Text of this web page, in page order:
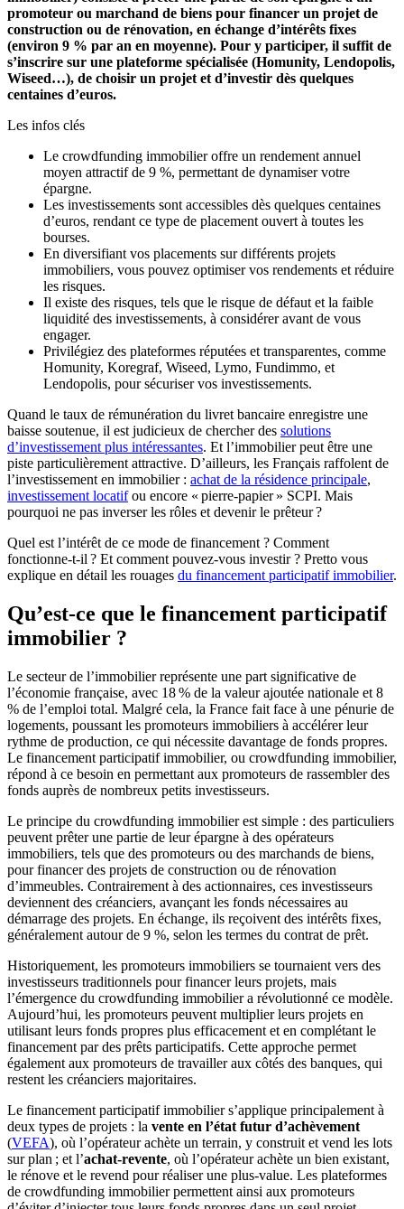
promoteur ou marchand de biens pour financer un projet de
construction ou de rénovation, en échange d’intérêts fixes
(environ 9 % par an en moyenne). Pour y participer, il suffit de
s’inscrire sur une plateforme spécialisée (Homunity, Lendopolis,
Wiseed…), de choisir un projet et d’investir dès quelques
centaines d’euros.
Les infos clés
Le crowdfunding immobilier offre un rendement annuel
moyen attractif de 9 %, permettant de dynamiser votre
épargne.
Les investissements sont accessibles dès quelques centaines
d’euros, rendant ce type de placement ouvert à toutes les
bourses.
En diversifiant vos placements sur différents projets
immobiliers, vous pouvez optimiser vos rendements et réduire
les risques.
Il existe des risques, tels que le risque de défaut et la faible
liquidité des investissements, à considérer avant de vous
engager.
Privilégiez des plateformes réputées et transparentes, comme
Homunity, Koregraf, Wiseed, Lymo, Fundimmo, et
Lendopolis, pour sécuriser vos investissements.
Quand le taux de rémunération du livret bancaire enregistre une
baisse soutenue, il est judicieux de chercher des solutions
d’investissement plus intéressantes. Et l’immobilier peut être une
piste particulièrement attractive. D’ailleurs, les Français raffolent de
l’investissement en immobilier : achat de la résidence principale,
investissement locatifou encore « pierre-papier » SCPI. Mais
pourquoi ne pas inverser les rôles et devenir le prêteur ?
Quel est l’intérêt de ce mode de financement ? Comment
fonctionne-t-il ? Et comment pouvez-vous investir ? Pretto vous
explique en détail les rouages du financement participatif immobilier.
Qu’est-ce que le financement participatif
immobilier ?
Le secteur de l’immobilier représente une part significative de
l’économie française, avec 18 % de la valeur ajoutée nationale et 8
% de l’emploi total. Malgré cela, la France fait face à une pénurie de
logements, poussant les promoteurs immobiliers à accélérer leur
rythme de production, ce qui nécessite davantage de fonds propres.
Le financement participatif immobilier, ou crowdfunding immobilier,
répond à ce besoin en permettant aux promoteurs de rassembler des
fonds auprès de nombreux petits investisseurs.
Le principe du crowdfunding immobilier est simple : des particuliers
peuvent prêter une partie de leur épargne à des opérateurs
immobiliers, tels que des promoteurs ou des marchands de biens,
pour financer des projets de construction ou de rénovation
d’immeubles. Contrairement à des actionnaires, ces investisseurs
deviennent des créanciers, avançant les fonds nécessaires au
démarrage des projets. En échange, ils reçoivent des intérêts fixes,
généralement autour de 9 %, selon les termes du contrat de prêt.
Historiquement, les promoteurs immobiliers se tournaient vers des
investisseurs traditionnels pour financer leurs projets, mais
l’émergence du crowdfunding immobilier a révolutionné ce modèle.
Aujourd’hui, les promoteurs peuvent multiplier leurs projets en
utilisant leurs fonds propres plus efficacement et en complétant le
financement par des prêts participatifs. Cette approche permet
également aux promoteurs de travailler aux côtés des banques, qui
restent les créanciers majoritaires.
Le financement participatif immobilier s’applique principalement à
deux types de projets : la vente en l’état futur d’achèvement
(VEFA), où l’opérateur achète un terrain, y construit et vend les lots
sur plan ; et l’achat-revente, où l’opérateur achète un bien existant,
le rénove et le revend pour réaliser une plus-value. Les plateformes
de crowdfunding immobilier permettent ainsi aux promoteurs